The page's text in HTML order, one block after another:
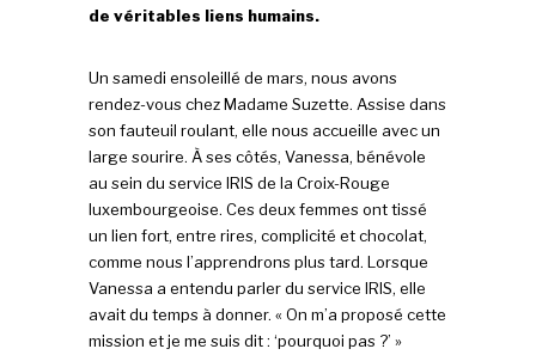
de véritables liens humains.
Un samedi ensoleillé de mars, nous avons
rendez-vous chez Madame Suzette. Assise dans
son fauteuil roulant, elle nous accueille avec un
large sourire. À ses côtés, Vanessa, bénévole
au sein du service IRIS de la Croix-Rouge
luxembourgeoise. Ces deux femmes ont tissé
un lien fort, entre rires, complicité et chocolat,
comme nous l’apprendrons plus tard. Lorsque
Vanessa a entendu parler du service IRIS, elle
avait du temps à donner. « On m’a proposé cette
mission et je me suis dit : ‘pourquoi pas ?’ »